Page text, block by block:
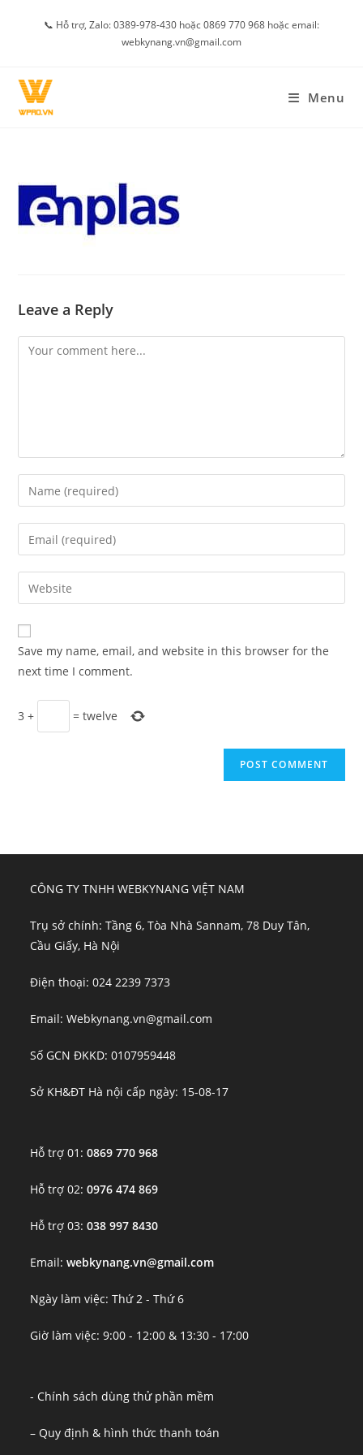
📞 Hỗ trợ, Zalo: 0389-978-430 hoặc 0869 770 968 hoặc email:
webkynang.vn@gmail.com
Menu
Leave a Reply
Comment
Enter
your
name
comment
Enter
your
email
address
comment
Enter
your
website
URL
(optional)
Save my name, email, and website in this browser for the
next time I comment.
3 + =twelve
CÔNG TY TNHH WEBKYNANG VIỆT NAM
Trụ sở chính: Tầng 6, Tòa Nhà Sannam, 78 Duy Tân,
Cầu Giấy, Hà Nội
Điện thoại: 024 2239 7373
Email: Webkynang.vn@gmail.com
Số GCN ĐKKD: 0107959448
Sở KH&ĐT Hà nội cấp ngày: 15-08-17
Hỗ trợ 01:0869 770 968
Hỗ trợ 02:0976 474 869
Hỗ trợ 03:038 997 8430
Email:webkynang.vn@gmail.com
Ngày làm việc: Thứ 2 - Thứ 6
Giờ làm việc: 9:00 - 12:00 & 13:30 - 17:00
- Chính sách dùng thử phần mềm
– Quy định & hình thức thanh toán